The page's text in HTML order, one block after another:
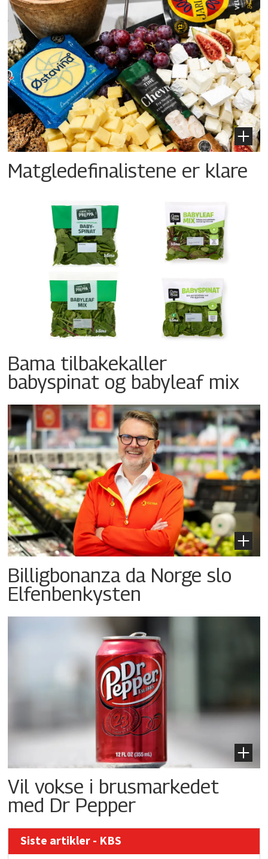
Matgledefinalistene er klare
Bama tilbakekaller
babyspinat og babyleaf mix
Billigbonanza da Norge slo
Elfenbenkysten
Vil vokse i brusmarkedet
med Dr Pepper
Siste artikler - KBS